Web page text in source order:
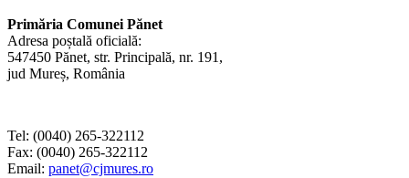
Primăria Comunei Pănet
Adresa poștală oficială:
547450 Pănet, str. Principală, nr. 191,
jud Mureș, România
Tel: (0040) 265-322112
Fax: (0040) 265-322112
Email: panet@cjmures.ro